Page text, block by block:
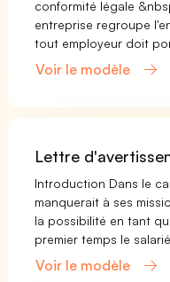
conformité légale
entreprise regroupe
tout employeur doit
Voir le modèle
Lettre
Introduction Dans le
manquerait à ses
la possibilité en tant
premier temps le
Voir le modèle